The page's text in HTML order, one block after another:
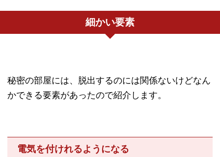
細かい要素
秘密の部屋には、脱出するのには関係ないけどなん
かできる要素があったので紹介します。
電気を付けれるようになる